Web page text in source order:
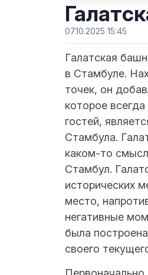
07.10.2025 15:45
Галатская
в Стамбуле.
точек, он
которое
гостей,
Стамбула.
каком-то
Стамбул.
исторических
место,
негативные
была
своего